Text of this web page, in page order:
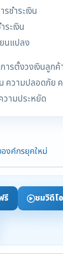
ชำระเงิน
ะเงิน
นแปลง
ารตั้งวงเงินลูกค้
น ความปลอดภัย
วามประหยัด
งค์กรยุคใหม่
รี
ชมวิดีโ